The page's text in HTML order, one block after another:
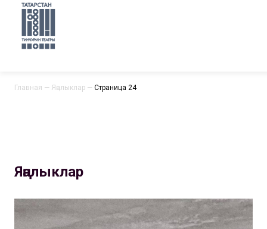
Главная — Яңалыклар — Страница 24
Яңалыклар